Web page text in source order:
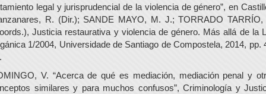
legal y jurisprudencial de la violencia de género”, en
R. (Dir.); SANDE MAYO, M. J.; TORRADO TARRÍO,
Justicia restaurativa y violencia de género. Más allá de la
1/2004, Universidade de Santiago de Compostela, 2014, pp.
V. “Acerca de qué es mediación, mediación penal y
similares y para muchos confusos”, Criminología y